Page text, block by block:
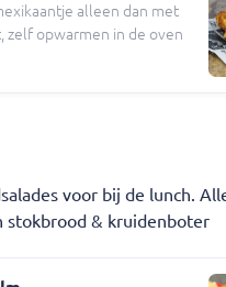
alleen dan met
zelf opwarmen in de oven
voor bij de lunch.
stokbrood & kruidenboter